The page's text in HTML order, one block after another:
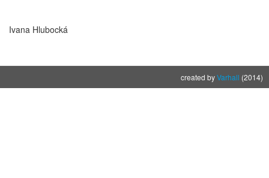
Ivana Hlubocká
created byVarhall (2014)